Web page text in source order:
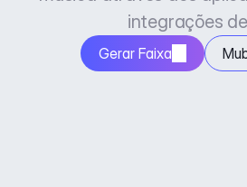
integrações
Gerar Faixa